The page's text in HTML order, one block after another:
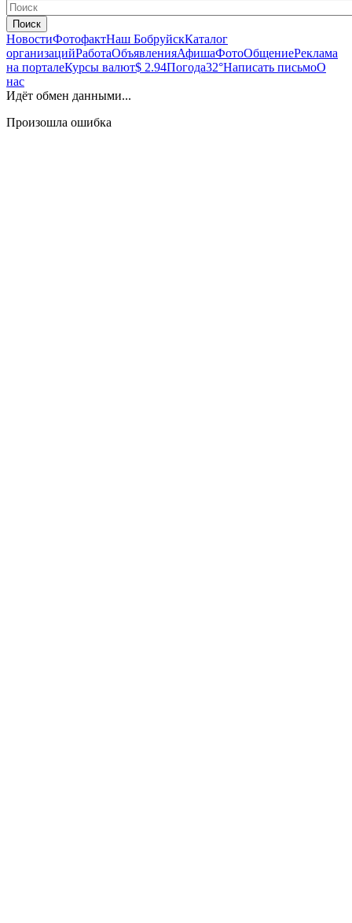
Поиск
НовостиФотофактНаш БобруйскКаталог
организацийРаботаОбъявленияАфишаФотоОбщениеРеклама
на порталеКурсы валют$ 2.94Погода32°Написать письмоО
нас
Идёт обмен данными...
Произошла ошибка